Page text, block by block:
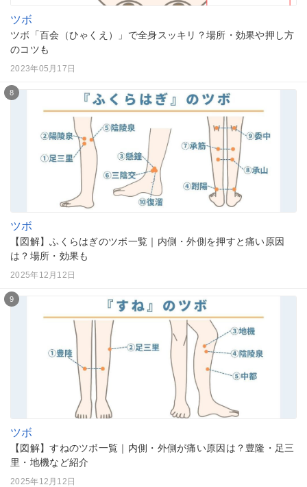
ツボ
ツボ「百会（ひゃくえ）」で全身スッキリ？場所・効果や押し方
のコツも
2023年05月17日
8
ツボ
【図解】ふくらはぎのツボ一覧｜内側・外側を押すと痛い原因
は？場所・効果も
2025年12月12日
9
ツボ
【図解】すねのツボ一覧｜内側・外側が痛い原因は？豊隆・足三
里・地機など紹介
2025年12月12日